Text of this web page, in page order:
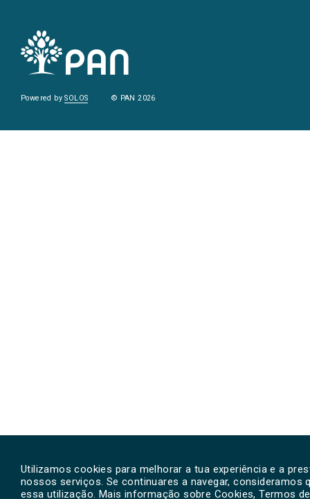
Utilizamos cookies para melhorar a tua experiência e a
nossos serviços. Se continuares a navegar, consideramos
essa utilização. Mais informação sobre Cookies, Termos
Powered bySOLOS © PAN 2026